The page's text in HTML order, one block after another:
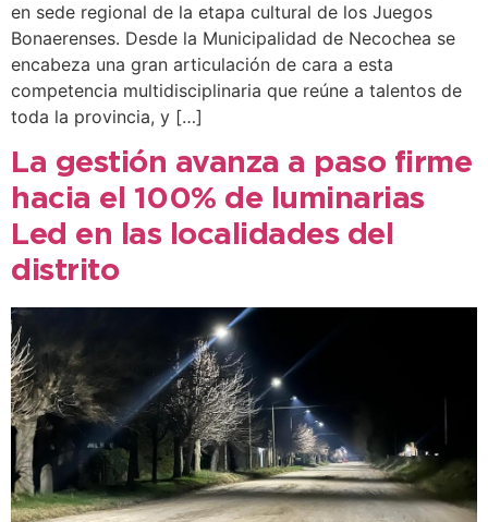
en sede regional de la etapa cultural de los Juegos
Bonaerenses. Desde la Municipalidad de Necochea se
encabeza una gran articulación de cara a esta
competencia multidisciplinaria que reúne a talentos de
toda la provincia, y […]
La gestión avanza a paso firme
hacia el 100% de luminarias
Led en las localidades del
distrito